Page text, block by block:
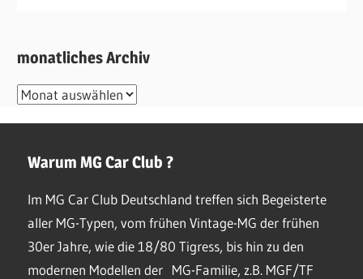
monatliches Archiv
monatliches
Warum MG Car Club ?
Im MG Car Club Deutschland treffen sich Begeisterte
aller MG-Typen, vom frühen Vintage-MG der frühen
30er Jahre, wie die 18/80 Tigress, bis hin zu den
modernen Modellen der MG-Familie, z.B. MGF/TF